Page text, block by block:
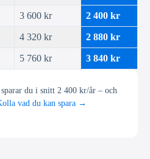
3 600 kr 2 400 kr
4 320 kr 2 880 kr
5 760 kr 3 840 kr
du i snitt 2 400 kr/år – och
vad du kan spara →